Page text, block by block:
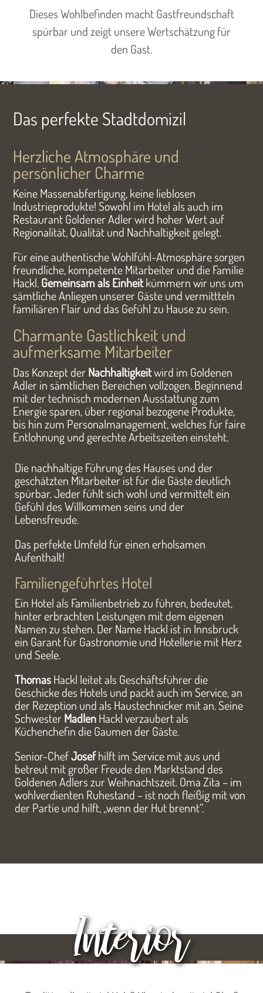
Dieses Wohlbefinden macht Gastfreundschaft
spürbar und zeigt unsere Wertschätzung für
den Gast.
Das perfekte Stadtdomizil
Herzliche Atmosphäre und
persönlicher Charme
Keine Massenabfertigung, keine lieblosen
Industrieprodukte! Sowohl im Hotel als auch im
Restaurant Goldener Adler wird hoher Wert auf
Regionalität, Qualität und Nachhaltigkeit gelegt.
Für eine authentische Wohlfühl-Atmosphäre sorgen
freundliche, kompetente Mitarbeiter und die Familie
Hackl.Gemeinsam als Einheitkümmern wir uns um
sämtliche Anliegen unserer Gäste und vermittteln
familiären Flair und das Gefühl zu Hause zu sein.
Charmante Gastlichkeit und
aufmerksame Mitarbeiter
Das Konzept derNachhaltigkeitwird im Goldenen
Adler in sämtlichen Bereichen vollzogen. Beginnend
mit der technisch modernen Ausstattung zum
Energie sparen, über regional bezogene Produkte,
bis hin zum Personalmanagement, welches für faire
Entlohnung und gerechte Arbeitszeiten einsteht.
Die nachhaltige Führung des Hauses und der
geschätzten Mitarbeiter ist für die Gäste deutlich
spürbar. Jeder fühlt sich wohl und vermittelt ein
Gefühl des Willkommen seins und der
Lebensfreude.
Das perfekte Umfeld für einen erholsamen
Aufenthalt!
Familiengeführtes Hotel
Ein Hotel als Familienbetrieb zu führen, bedeutet,
hinter erbrachten Leistungen mit dem eigenen
Namen zu stehen. Der Name Hackl ist in Innsbruck
ein Garant für Gastronomie und Hotellerie mit Herz
und Seele.
ThomasHackl leitet als Geschäftsführer die
Geschicke des Hotels und packt auch im Service, an
der Rezeption und als Haustechnicker mit an. Seine
SchwesterMadlenHackl verzaubert als
Küchenchefin die Gaumen der Gäste.
Senior-ChefJosefhilft im Service mit aus und
betreut mit großer Freude den Marktstand des
Goldenen Adlers zur Weihnachtszeit. Oma Zita – im
wohlverdienten Ruhestand – ist noch fleißig mit von
der Partie und hilft, „wenn der Hut brennt“.
Interior